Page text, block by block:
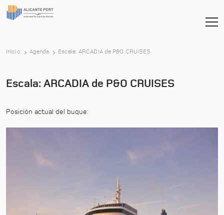
Inicio Agenda Escala: ARCADIA de P&O CRUISES
Escala: ARCADIA de P&O CRUISES
Posición actual del buque: